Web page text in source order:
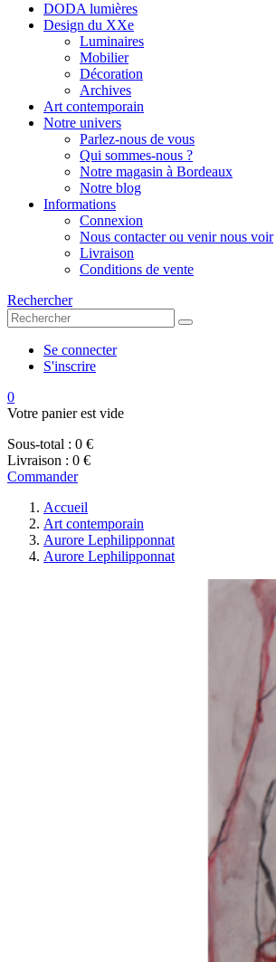
DODA lumières
Design du XXe
Luminaires
Mobilier
Décoration
Archives
Art contemporain
Notre univers
Parlez-nous de vous
Qui sommes-nous ?
Notre magasin à Bordeaux
Notre blog
Informations
Connexion
Nous contacter ou venir nous voir
Livraison
Conditions de vente
Rechercher
Se connecter
S'inscrire
0
Votre panier est vide
Sous-total : 0 €
Livraison : 0 €
Commander
Accueil
Art contemporain
Aurore Lephilipponnat
Aurore Lephilipponnat